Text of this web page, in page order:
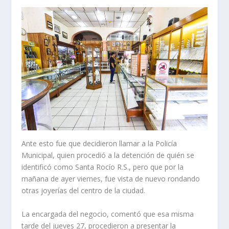
Ante esto fue que decidieron llamar a la Policía
Municipal, quien procedió a la detención de quién se
identificó como Santa Rocío R.S., pero que por la
mañana de ayer viernes, fue vista de nuevo rondando
otras joyerías del centro de la ciudad.
La encargada del negocio, comentó que esa misma
tarde del jueves 27, procedieron a presentar la